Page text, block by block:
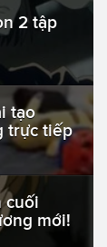
2 tập
tạo
trực tiếp
cuối
mới!